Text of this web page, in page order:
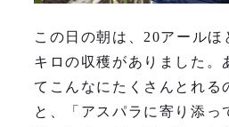
この日の朝は、20アールほ
キロの収穫がありました。
てこんなにたくさんとれる
と、「アスパラに寄り添っ